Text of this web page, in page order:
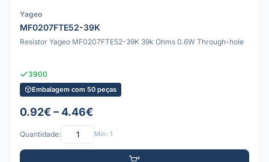
Yageo
MF0207FTE52-39K
Resistor Yageo MF0207FTE52-39K 39k Ohms 0.6W Through-hole
3900
Embalagem com 50 peças
0.92€ – 4.46€
Quantidade: Mín: 1